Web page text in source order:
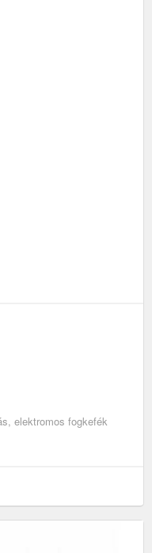
elektromos fogkefék